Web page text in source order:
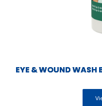
EYE & WOUND WASH